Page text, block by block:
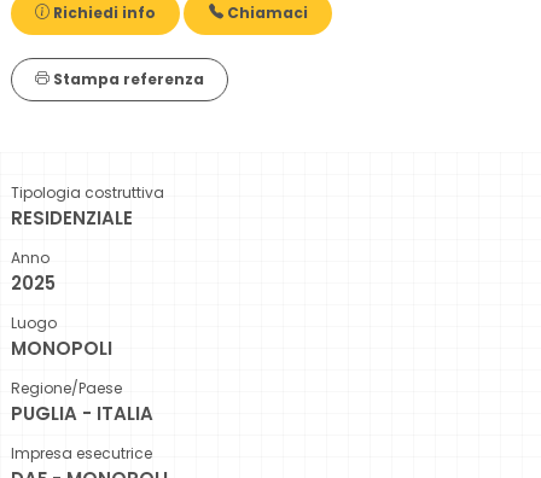
Richiedi info Chiamaci
Stampa referenza
Tipologia costruttiva
RESIDENZIALE
Anno
2025
Luogo
MONOPOLI
Regione/Paese
PUGLIA - ITALIA
Impresa esecutrice